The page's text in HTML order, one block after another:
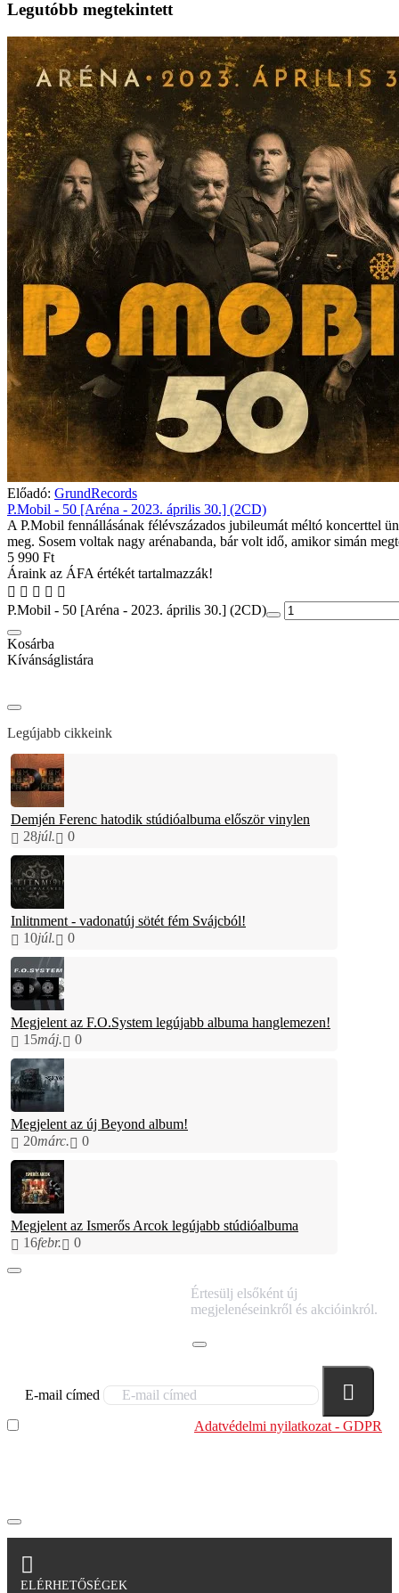
Legutóbb megtekintett
Előadó: GrundRecords
P.Mobil - 50 [Aréna - 2023. április 30.] (2CD)
A P.Mobil fennállásának félévszázados jubileumát méltó koncerttel
meg. Sosem voltak nagy arénabanda, bár volt idő, amikor simán
5 990 Ft
Áraink az ÁFA értékét tartalmazzák!
P.Mobil - 50 [Aréna - 2023. április 30.] (2CD)
Kosárba
Kívánságlistára
Legújabb cikkeink
Demjén Ferenc hatodik stúdióalbuma először vinylen
28júl. 0
Inlitnment - vadonatúj sötét fém Svájcból!
10júl. 0
Megjelent az F.O.System legújabb albuma hanglemezen!
15máj. 0
Megjelent az új Beyond album!
20márc. 0
Megjelent az Ismerős Arcok legújabb stúdióalbuma
16febr. 0
Értesülj elsőként új
megjelenéseinkről és akcióinkról.
E-mail címed
Adatvédelmi nyilatkozat - GDPR
ELÉRHETŐSÉGEK